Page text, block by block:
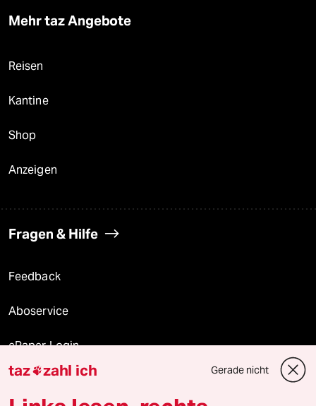
Mehr taz Angebote
Reisen
Kantine
Shop
Anzeigen
Fragen & Hilfe
Feedback
Aboservice
ePaper Login
Downloads für Abonnierende
taz zahl ich Gerade nicht